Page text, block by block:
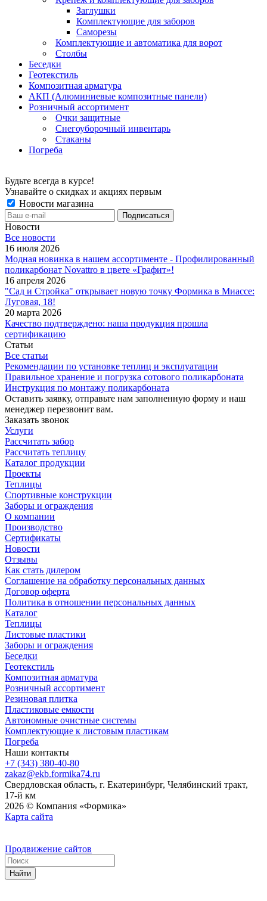
Заглушки
Комплектующие для заборов
Саморезы
Комплектующие и автоматика для ворот
Столбы
Беседки
Геотекстиль
Композитная арматура
АКП (Алюминиевые композитные панели)
Розничный ассортимент
Очки защитные
Снегоуборочный инвентарь
Стаканы
Погреба
Будьте всегда в курсе!
Узнавайте о скидках и акциях первым
Новости магазина
Новости
Все новости
16 июля 2026
Модная новинка в нашем ассортименте - Профилированный
поликарбонат Novattro в цвете «Графит»!
16 апреля 2026
"Сад и Стройка" открывает новую точку Формика в Миассе:
Луговая, 18!
20 марта 2026
Качество подтверждено: наша продукция прошла
сертификацию
Статьи
Все статьи
Рекомендации по установке теплиц и эксплуатации
Правильное хранение и погрузка сотового поликарбоната
Инструкция по монтажу поликарбоната
Оставить заявку, отправьте нам заполненную форму и наш
менеджер перезвонит вам.
Заказать звонок
Услуги
Рассчитать забор
Рассчитать теплицу
Каталог продукции
Проекты
Теплицы
Спортивные конструкции
Заборы и ограждения
О компании
Производство
Сертификаты
Новости
Отзывы
Как стать дилером
Соглашение на обработку персональных данных
Договор оферта
Политика в отношении персональных данных
Каталог
Теплицы
Листовые пластики
Заборы и ограждения
Беседки
Геотекстиль
Композитная арматура
Розничный ассортимент
Резиновая плитка
Пластиковые емкости
Автономные очистные системы
Комплектующие к листовым пластикам
Погреба
Наши контакты
+7 (343) 380-40-80
zakaz@ekb.formika74.ru
Свердловская область, г. Екатеринбург, Челябинский тракт,
17-й км
2026 © Компания «Формика»
Карта сайта
Продвижение сайтов
Найти